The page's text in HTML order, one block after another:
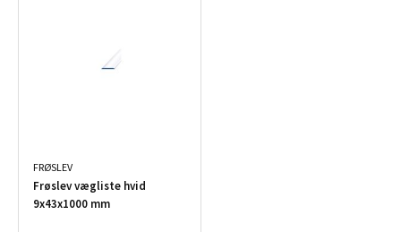
FRØSLEV
Frøslev vægliste hvid
9x43x1000 mm